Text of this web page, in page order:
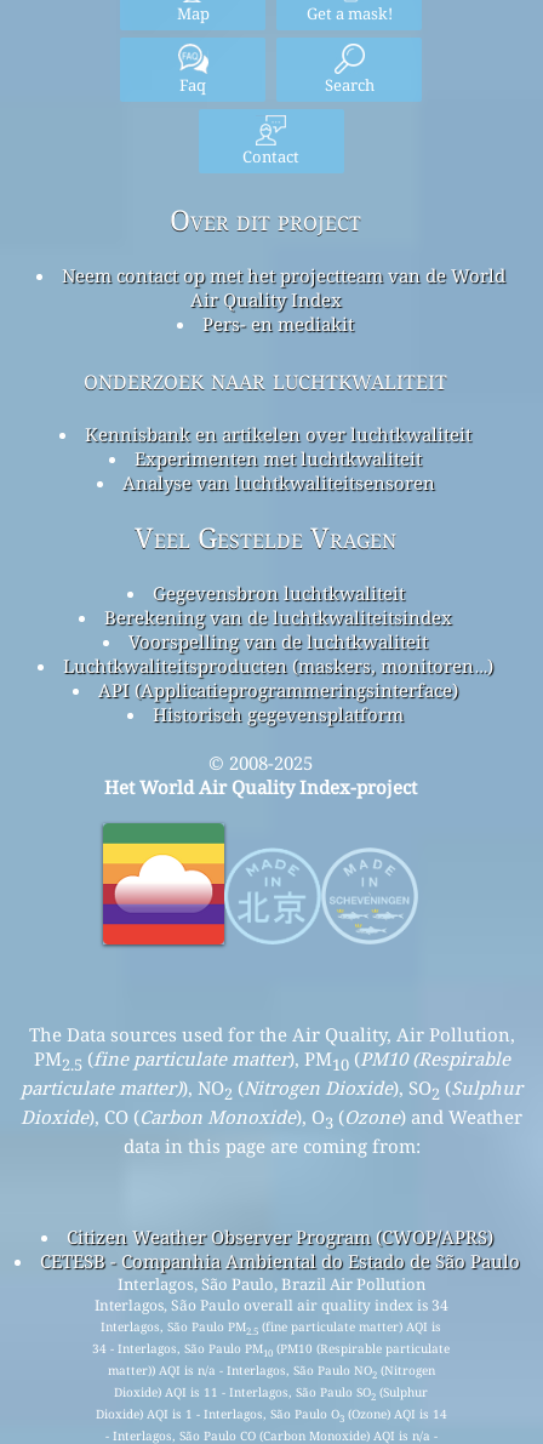
Map Get a mask!
Faq Search
Contact
Over dit project
Neem contact op met het projectteam van de World
Air Quality Index
Pers- en mediakit
onderzoek naar luchtkwaliteit
Kennisbank en artikelen over luchtkwaliteit
Experimenten met luchtkwaliteit
Analyse van luchtkwaliteitsensoren
Veel Gestelde Vragen
Gegevensbron luchtkwaliteit
Berekening van de luchtkwaliteitsindex
Voorspelling van de luchtkwaliteit
Luchtkwaliteitsproducten (maskers, monitoren…)
API (Applicatieprogrammeringsinterface)
Historisch gegevensplatform
© 2008-2025
Het World Air Quality Index-project
The Data sources used for the Air Quality, Air Pollution,
PM2.5 (fine particulate matter), PM10(PM10 (Respirable
particulate matter)), NO2 (Nitrogen Dioxide), SO2 (Sulphur
Dioxide), CO (Carbon Monoxide), O3 (Ozone) and Weather
data in this page are coming from:
Citizen Weather Observer Program (CWOP/APRS)
CETESB - Companhia Ambiental do Estado de São Paulo
Interlagos, São Paulo, Brazil Air Pollution
Interlagos, São Paulo overall air quality index is 34
Interlagos, São Paulo PM2.5 (fine particulate matter) AQI is
34 - Interlagos, São Paulo PM10 (PM10 (Respirable particulate
matter)) AQI is n/a - Interlagos, São Paulo NO2(Nitrogen
Dioxide) AQI is 11 - Interlagos, São Paulo SO2 (Sulphur
Dioxide) AQI is 1 - Interlagos, São Paulo O3(Ozone) AQI is 14
- Interlagos, São Paulo CO (Carbon Monoxide) AQI is n/a -